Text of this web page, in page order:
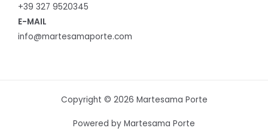
+39 327 9520345
E-MAIL
info@martesamaporte.com
Copyright © 2026 Martesama Porte
Powered by Martesama Porte